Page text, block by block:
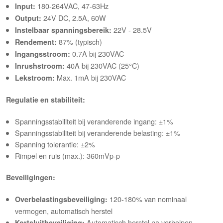
Input: 180-264VAC, 47-63Hz
Output: 24V DC, 2.5A, 60W
Instelbaar spanningsbereik: 22V - 28.5V
Rendement: 87% (typisch)
Ingangsstroom: 0.7A bij 230VAC
Inrushstroom: 40A bij 230VAC (25°C)
Lekstroom: Max. 1mA bij 230VAC
Regulatie en stabiliteit:
Spanningsstabiliteit bij veranderende ingang: ±1%
Spanningsstabiliteit bij veranderende belasting: ±1%
Spanning tolerantie: ±2%
Rimpel en ruis (max.): 360mVp-p
Beveiligingen:
Overbelastingsbeveiliging: 120-180% van nominaal
vermogen, automatisch herstel